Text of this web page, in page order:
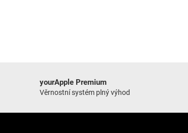
yourApple Premium
Věrnostní systém plný výhod